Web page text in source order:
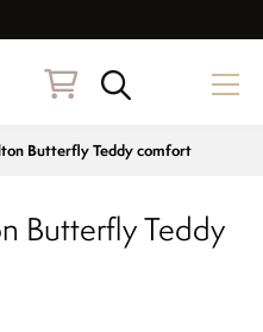
Zoeken
Butterfly Teddy comfort
Butterfly Teddy